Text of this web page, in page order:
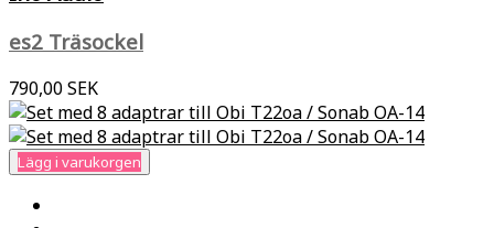
es2 Träsockel
790,00 SEK
Lägg i varukorgen